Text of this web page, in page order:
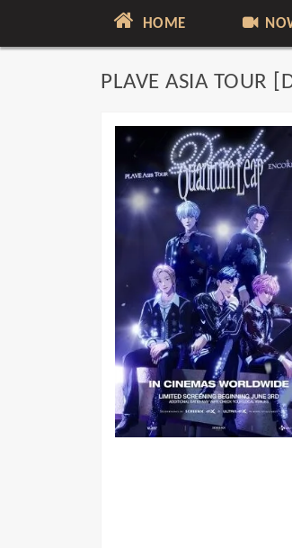
HOME
PLAVE ASIA TOUR